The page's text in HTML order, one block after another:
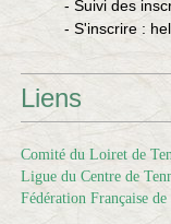
- Suivi des
- S'inscrire :
Liens
Comité du Loiret de
Ligue du Centre de
Fédération Française